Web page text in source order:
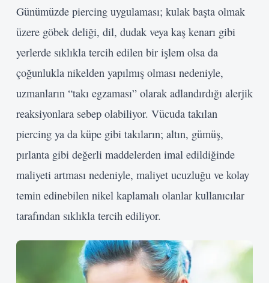
Günümüzde piercing uygulaması; kulak başta olmak
üzere göbek deliği, dil, dudak veya kaş kenarı gibi
yerlerde sıklıkla tercih edilen bir işlem olsa da
çoğunlukla nikelden yapılmış olması nedeniyle,
uzmanların “takı egzaması” olarak adlandırdığı alerjik
reaksiyonlara sebep olabiliyor. Vücuda takılan
piercing ya da küpe gibi takıların; altın, gümüş,
pırlanta gibi değerli maddelerden imal edildiğinde
maliyeti artması nedeniyle, maliyet ucuzluğu ve kolay
temin edinebilen nikel kaplamalı olanlar kullanıcılar
tarafından sıklıkla tercih ediliyor.